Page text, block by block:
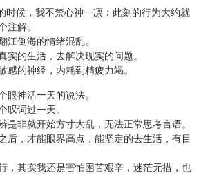
时候，我不禁心神一凛：此刻的行为大约就
注解。
江倒海的情绪混乱。
实的生活，去解决现实的问题。
感的神经，内耗到精疲力竭。
眼神活一天的说法。
叹词过一天。
是非就开始方寸大乱，无法正常思考言语。
后，才能眼界高点，能坚定的去生活，有目
，其实我还是害怕困苦艰辛，迷茫无措，也